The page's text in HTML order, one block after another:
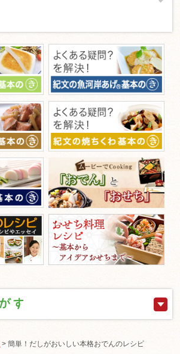
> 簡単！だしがおいしい本格おでんのレシピ